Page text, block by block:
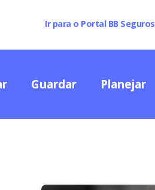
Ir para o Portal BB Seguros
Guardar Planejar